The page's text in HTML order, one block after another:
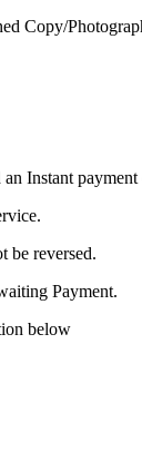
Copy/
Instant
be reversed.
Payment.
below